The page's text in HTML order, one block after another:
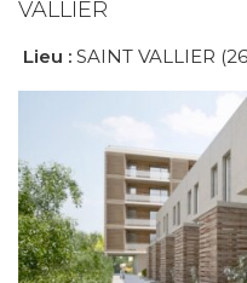
VALLIER
Lieu : SAINT VALLIER